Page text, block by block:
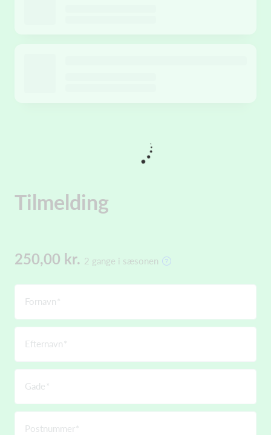
Tilmelding
250,00 kr. 2 gange i sæsonen
Fornavn
Efternavn
Gade
Postnummer